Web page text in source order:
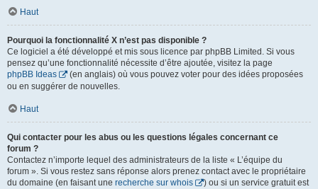
Haut
Pourquoi la fonctionnalité X n’est pas disponible ?
Ce logiciel a été développé et mis sous licence par phpBB Limited. Si vous
pensez qu’une fonctionnalité nécessite d’être ajoutée, visitez la page
phpBB Ideas
(en anglais) où vous pouvez voter pour des idées proposées
ou en suggérer de nouvelles.
Haut
Qui contacter pour les abus ou les questions légales concernant ce
forum ?
Contactez n’importe lequel des administrateurs de la liste « L’équipe du
forum ». Si vous restez sans réponse alors prenez contact avec le propriétaire
du domaine (en faisant une recherche sur whois
) ou si un service gratuit est